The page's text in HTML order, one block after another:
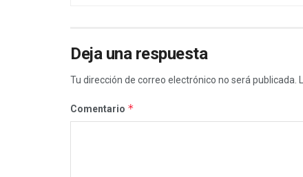
Deja una respuesta
Tu dirección de correo electrónico no será publicada.
Comentario *